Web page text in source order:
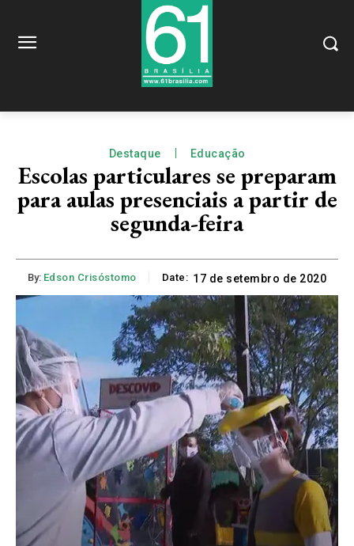
Destaque Educação
Escolas particulares se preparam
para aulas presenciais a partir de
segunda-feira
By: Edson Crisóstomo Date: 17 de setembro de 2020